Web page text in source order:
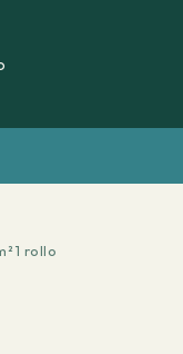
1 rollo